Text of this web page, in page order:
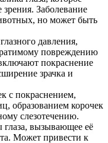
Заболевание
но может быть
давления,
повреждению
покраснение
зрачка и
с покраснением,
образованием корочек
слезотечению.
глаза, вызывающее её
Может привести к